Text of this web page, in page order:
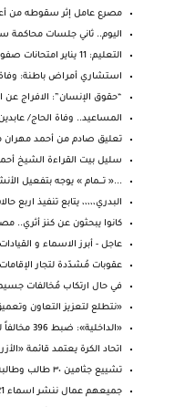
مصرع عامل إثر سقوطه من
اليوم.. ثاني جلسات محاكمة
التعليم: 11 يناير امتحانات صفوف النقل لجميع المراح...
استشاري أمراض باطنة:
“حقوق الإنسان”: الافراج عن
المساعيد.. وفاة الحاج/
تعليق صادم من أحمد مهران
سليل بيت القراءة الشيخ
...« تــــمام » يوجه بتفعيل
البدري،،،،، يتابع تنفيذ اربع
كانوا يبحثون عن كنز أثري.. مصرع
عاجل - أبرز الاسماء و القيادات
عقوبات مُشدّدة لتجار
في حال ارتكاب مُخالفات
«نتطلع لتعزيز التعاون
«الداخلية»: ضبط 396 مخالفاً لـ«الإقامة» وإبعاد 568...
اتحاد الكرة يعتمد قائمة
تشييع جثامين ٣٠ طالب وطالبة من حفظه القرآن الكريم ...
جميعهم عمال ننشر اسماء 21 المصابين في الحادث اصطدا...